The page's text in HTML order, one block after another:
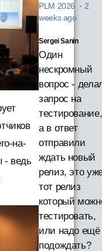
на-
- ведь
PLM 2026 · 2
weeks ago
Sergei Sanin
Один
нескромный
вопрос -
запрос на
тестирование,
а в ответ
отправили
ждать новый
релиз, это
тот релиз
который
тестировать,
или надо ещё
подождать?